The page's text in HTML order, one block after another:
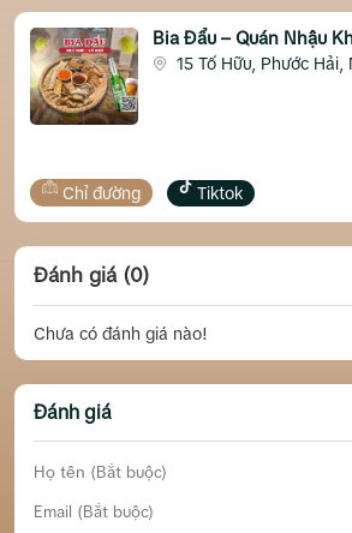
Bia Đẩu – Quán Nhậu Khô Nha Trang
15 Tố Hữu, Phước Hải, Nha Trang
Tiktok
Đánh giá (0)
Chưa có đánh giá nào!
Đánh giá